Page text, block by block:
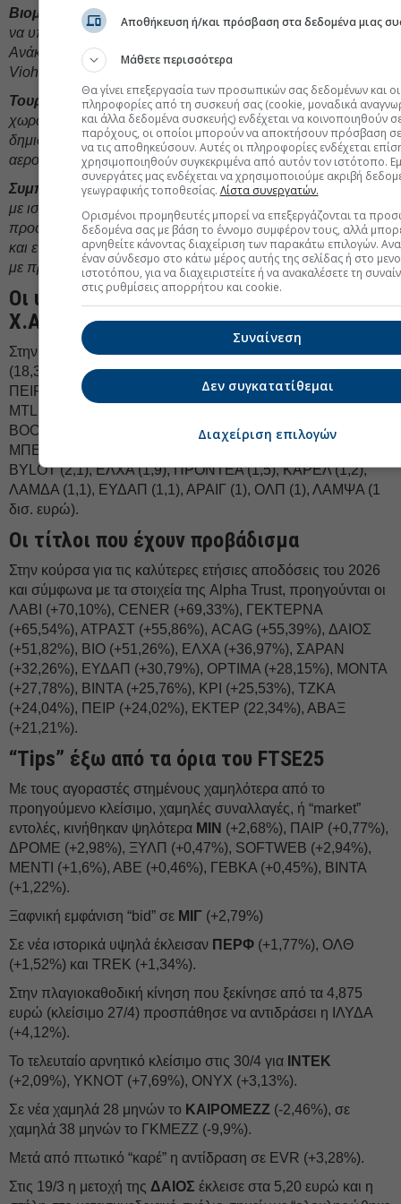
Βιομηχανία και Κατασκευές:
TITC και Cenergy συνεχίζουν
να υπεραποδίδουν λόγω των έργων υποδομής του Ταμείου
Ανάκαμψης και της εξαγωγικής δραστηριότητας, ενώ η
Viohalco καταγράφει εντυπωσιακές αποδόσεις.
Τουρισμός:Παρά τους γεωπολιτικούς κινδύνους, το νέο
χωροταξικό πλαίσιο και οι αυξημένες κρατήσεις
δημιουργούν θετικό momentum για τον κλάδο και τις
αερομεταφορές.
Συμπερασματικά,το Χ.Α. κινείται σε ένα “turnaround story”
με ισχυρή κερδοφορία και ελκυστικές αποτιμήσεις. Η
προσοχή στρέφεται στις διεθνείς εξελίξεις, με τον τραπεζικό
και ενεργειακό κλάδο να αποτελούν τα “ασφαλή καταφύγια”
με προοπτική υπεραπόδοσης,όπως εκτιμά η Solidus Sec.
Οι υψηλότερες κεφαλαιοποιήσεις στο
Χ.Α.
Στην πρώτη θέση των κεφαλαιοποιήσεων του Χ.Α., η ΕΕΕ
(18,3), ακολουθούμενη από EΥΡΩΒ (13,5), ΕΤΕ (12,9),
ΠΕΙΡ (10,4), ALWN (9,9), ΑΛΦΑ (8,3), ΟΤΕ (7,4), ΔΕΗ (7,4),
MTLN (5,6), CENER (5,4), BIO (4,7), ΓΕΚΤΕΡΝΑ (4,4),
BOCHGR (4,1), ΜΟΗ (4), TITC (3,8), ΔΑΑ (3,1), ΕΛΠΕ (3,1),
ΜΠΕΛΑ (2,9), CREDIA (2,5), AKTR (2,2), OPTIMA (2,2),
BYLOT (2,1), ΕΛΧΑ (1,9), ΠΡΟΝΤΕΑ (1,5), ΚΑΡΕΛ (1,2),
ΛΑΜΔΑ (1,1), ΕΥΔΑΠ (1,1), ΑΡΑΙΓ (1), ΟΛΠ (1), ΛΑΜΨΑ (1
δισ. ευρώ).
Οι τίτλοι που έχουν προβάδισμα
Στην κούρσα για τις καλύτερες ετήσιες αποδόσεις του 2026
και σύμφωνα με τα στοιχεία της Alpha Trust, προηγούνται οι
ΛΑΒΙ (+70,10%), CENER (+69,33%), ΓΕΚΤΕΡΝΑ
(+65,54%), ΑΤΡΑΣΤ (+55,86%), ACAG (+55,39%), ΔΑΙΟΣ
(+51,82%), ΒΙΟ (+51,26%), ΕΛΧΑ (+36,97%), ΣΑΡΑΝ
(+32,26%), ΕΥΔΑΠ (+30,79%), OPTIMA (+28,15%), ΜΟΝΤΑ
(+27,78%), ΒΙΝΤΑ (+25,76%), ΚΡΙ (+25,53%), ΤΖΚΑ
(+24,04%), ΠΕΙΡ (+24,02%), ΕΚΤΕΡ (22,34%), ΑΒΑΞ
(+21,21%).
“Tips” έξω από τα όρια του FTSE25
Με τους αγοραστές στημένους χαμηλότερα από το
προηγούμενο κλείσιμο, χαμηλές συναλλαγές, ή “market”
εντολές, κινήθηκαν ψηλότερα ΜΙΝ (+2,68%), ΠΑΙΡ (+0,77%),
ΔΡΟΜΕ (+2,98%), ΞΥΛΠ (+0,47%), SOFTWEB (+2,94%),
ΜΕΝΤΙ (+1,6%), ΑΒΕ (+0,46%), ΓΕΒΚΑ (+0,45%), ΒΙΝΤΑ
(+1,22%).
Ξαφνική εμφάνιση “bid” σε ΜΙΓ (+2,79%)
Σε νέα ιστορικά υψηλά έκλεισαν ΠΕΡΦ (+1,77%), ΟΛΘ
(+1,52%) και TREK (+1,34%).
Στην πλαγιοκαθοδική κίνηση που ξεκίνησε από τα 4,875
ευρώ (κλείσιμο 27/4) προσπάθησε να αντιδράσει η ΙΛΥΔΑ
(+4,12%).
Το τελευταίο αρνητικό κλείσιμο στις 30/4 για
ΙΝΤΕΚ
(+2,09%), YKNOT (+7,69%), ONYX (+3,13%).
Σε νέα χαμηλά 28 μηνών το ΚΑΙΡΟΜΕΖΖ (-2,46%), σε
χαμηλά 38 μηνών το ΓΚΜΕΖΖ (-9,9%).
Μετά από πτωτικό “καρέ” η αντίδραση σε EVR (+3,28%).
Στις 19/3 η μετοχή της ΔΑΙΟΣ έκλεισε στα 5,20 ευρώ και η
Αποθήκευση ή/και πρόσβαση στα δεδομένα μιας
Μάθετε περισσότερα
Θα γίνει επεξεργασία των προσωπικών σας δεδομένων και οι
πληροφορίες από τη συσκευή σας (cookie, μοναδικά
και άλλα δεδομένα συσκευής) ενδέχεται να κοινοποιηθούν
παρόχους, οι οποίοι μπορούν να αποκτήσουν πρόσβαση
να τις αποθηκεύσουν. Αυτές οι πληροφορίες ενδέχεται
χρησιμοποιηθούν συγκεκριμένα από αυτόν τον ιστότοπο.
συνεργάτες μας ενδέχεται να χρησιμοποιούμε ακριβή
γεωγραφικής τοποθεσίας. Λίστα συνεργατών.
Ορισμένοι προμηθευτές μπορεί να επεξεργάζονται τα
δεδομένα σας με βάση το έννομο συμφέρον τους, αλλά
αρνηθείτε κάνοντας διαχείριση των παρακάτω επιλογών.
έναν σύνδεσμο στο κάτω μέρος αυτής της σελίδας ή στο
ιστοτόπου, για να διαχειριστείτε ή να ανακαλέσετε τη
στις ρυθμίσεις απορρήτου και cookie.
Συναίνεση
Δεν συγκατατίθεμαι
Διαχείριση επιλογών